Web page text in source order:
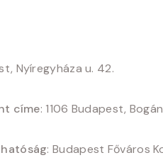
Nyíregyháza u. 42.
címe: 1106 Budapest,
: Budapest Főváros